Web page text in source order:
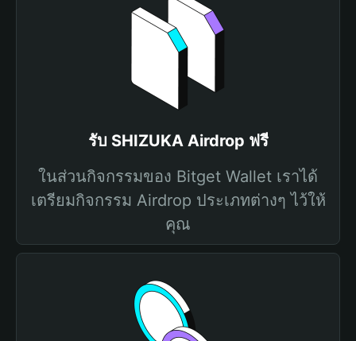
รับ SHIZUKA Airdrop ฟรี
ในส่วนกิจกรรมของ Bitget Wallet เราได้
เตรียมกิจกรรม Airdrop ประเภทต่างๆ ไว้ให้
คุณ